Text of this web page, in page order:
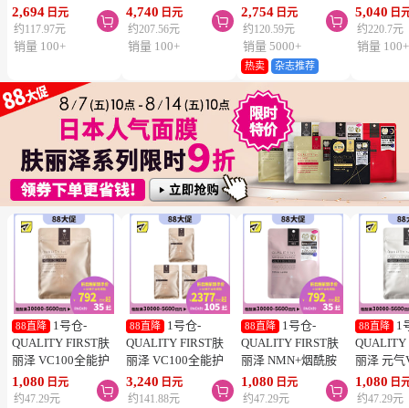
SPF50+ PA++++
50ml 3个装 阻隔紫
外线 持久耐水 户外
2,694 日元
约117.97元

销量 100+
节颈椎疼 4.6×7.2cm
120贴 3个装【第3类
医药品】
4,740 日元
约207.56元

销量 100+
泌体精华液保湿面膜
7片 3个装 Exosome
增加肌肤弹力透明感
2,754 日元
约120.59元

销量 5000+
热卖 杂志推荐
疮 去痘
舒缓炎症
类医药品
5,040 日
约220.7元
销量 100+
88直降
1号仓-
QUALITY FIRST肤
丽泽 VC100全能护
理面膜 7片
1,080 日元
约47.29元

88直降
1号仓-
QUALITY FIRST肤
丽泽 VC100全能护
理面膜 7片 3个装
3,240 日元
约141.88元

88直降
1号仓-
QUALITY FIRST肤
丽泽 NMN+烟酰胺
多重焕活面膜 7片
1,080 日元
约47.29元

88直降
1
QUALITY
丽泽 元气
白保湿面
维生素C
1,080 日
约47.29元